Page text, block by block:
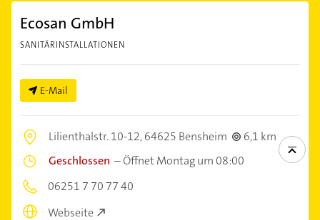
Ecosan GmbH
SANITÄRINSTALLATIONEN
E-Mail
Lilienthalstr. 10-12,64625 Bensheim
6,1 km
Geschlossen –Öffnet Montag um 08:00
06251 7 70 77 40
Webseite